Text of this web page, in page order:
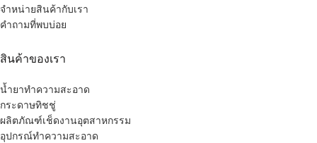
จำหน่ายสินค้ากับเรา
คำถามที่พบบ่อย
สินค้าของเรา
น้ำยาทำความสะอาด
กระดาษทิชชู่
ผลิตภัณฑ์เช็ดงานอุตสาหกรรม
อุปกรณ์ทำความสะอาด